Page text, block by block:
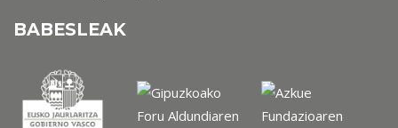
BABESLEAK